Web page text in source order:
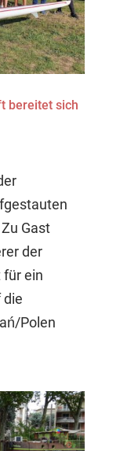
bereitet sich
Gast
der
ein
die
Polen